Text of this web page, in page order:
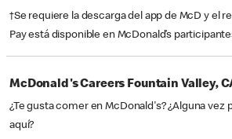
†Se requiere la descarga del app de McD y el
Pay está disponible en McDonald’s
McDonald's Careers Fountain Valley,
¿Te gusta comer en McDonald's? ¿Alguna vez
aquí?